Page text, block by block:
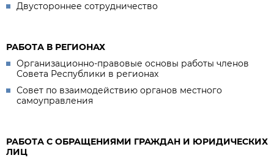
Двустороннее сотрудничество
РАБОТА В РЕГИОНАХ
Организационно-правовые основы работы членов
Совета Республики в регионах
Совет по взаимодействию органов местного
самоуправления
РАБОТА С ОБРАЩЕНИЯМИ ГРАЖДАН И ЮРИДИЧЕСКИХ
ЛИЦ